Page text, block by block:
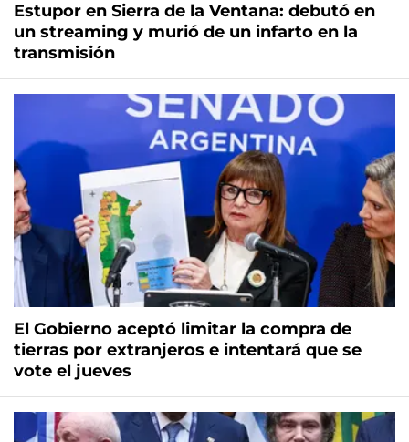
Estupor en Sierra de la Ventana: debutó en
un streaming y murió de un infarto en la
transmisión
El Gobierno aceptó limitar la compra de
tierras por extranjeros e intentará que se
vote el jueves